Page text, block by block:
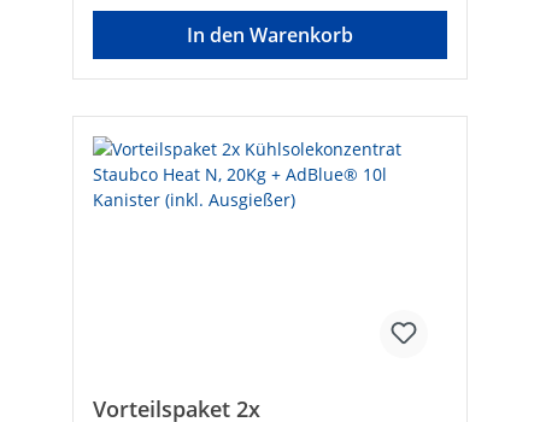
Erdwärme freigegebenIn den Warenkorb
Vorteilspaket 2x